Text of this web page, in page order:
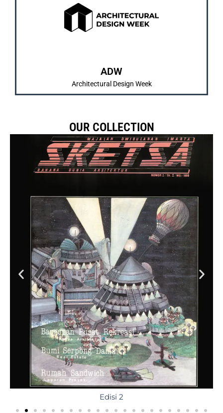
ADW
Architectural Design Week
IMARTA dan SKETSA sebagai bentuk pembelajaran
dan pengenalan karya mahasiswa/i.
OUR COLLECTION
Edisi 2